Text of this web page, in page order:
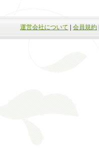
運営会社について 会員規約